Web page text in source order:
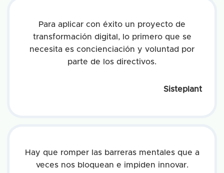
Para aplicar con éxito un proyecto de
transformación digital, lo primero que se
necesita es concienciación y voluntad por
parte de los directivos.
Sisteplant
Hay que romper las barreras mentales que a
veces nos bloquean e impiden innovar.